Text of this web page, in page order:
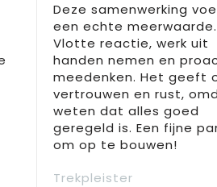
Deze samenwerking
een echte meerwaarde.
Vlotte reactie, werk uit
handen nemen en
meedenken. Het geeft
vertrouwen en rust,
weten dat alles goed
geregeld is. Een fijne
om op te bouwen!
Trekpleister